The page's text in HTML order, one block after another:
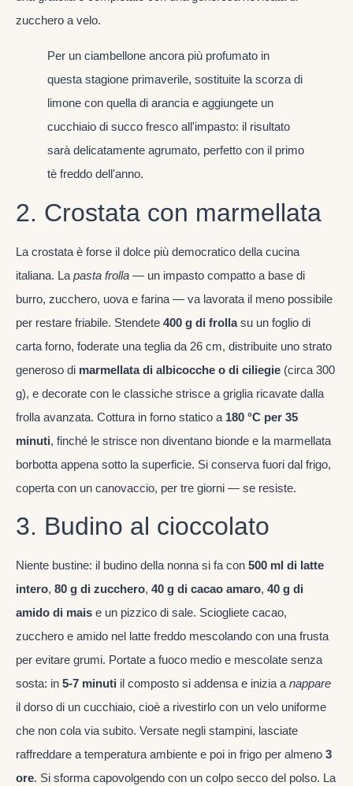
zucchero a velo.
Per un ciambellone ancora più profumato in
questa stagione primaverile, sostituite la scorza di
limone con quella di arancia e aggiungete un
cucchiaio di succo fresco all'impasto: il risultato
sarà delicatamente agrumato, perfetto con il primo
tè freddo dell'anno.
2. Crostata con marmellata
La crostata è forse il dolce più democratico della cucina
italiana. La pasta frolla — un impasto compatto a base di
burro, zucchero, uova e farina — va lavorata il meno possibile
per restare friabile. Stendete 400 g di frollasu un foglio di
carta forno, foderate una teglia da 26 cm, distribuite uno strato
generoso di marmellata di albicocche o di ciliegie (circa 300
g), e decorate con le classiche strisce a griglia ricavate dalla
frolla avanzata. Cottura in forno statico a 180 °C per 35
minuti, finché le strisce non diventano bionde e la marmellata
borbotta appena sotto la superficie. Si conserva fuori dal frigo,
coperta con un canovaccio, per tre giorni — se resiste.
3. Budino al cioccolato
Niente bustine: il budino della nonna si fa con 500 ml di latte
intero, 80 g di zucchero, 40 g di cacao amaro, 40 g di
amido di mais e un pizzico di sale. Sciogliete cacao,
zucchero e amido nel latte freddo mescolando con una frusta
per evitare grumi. Portate a fuoco medio e mescolate senza
sosta: in 5-7 minuti il composto si addensa e inizia anappare
il dorso di un cucchiaio, cioè a rivestirlo con un velo uniforme
che non cola via subito. Versate negli stampini, lasciate
raffreddare a temperatura ambiente e poi in frigo per almeno 3
ore. Si sforma capovolgendo con un colpo secco del polso. La